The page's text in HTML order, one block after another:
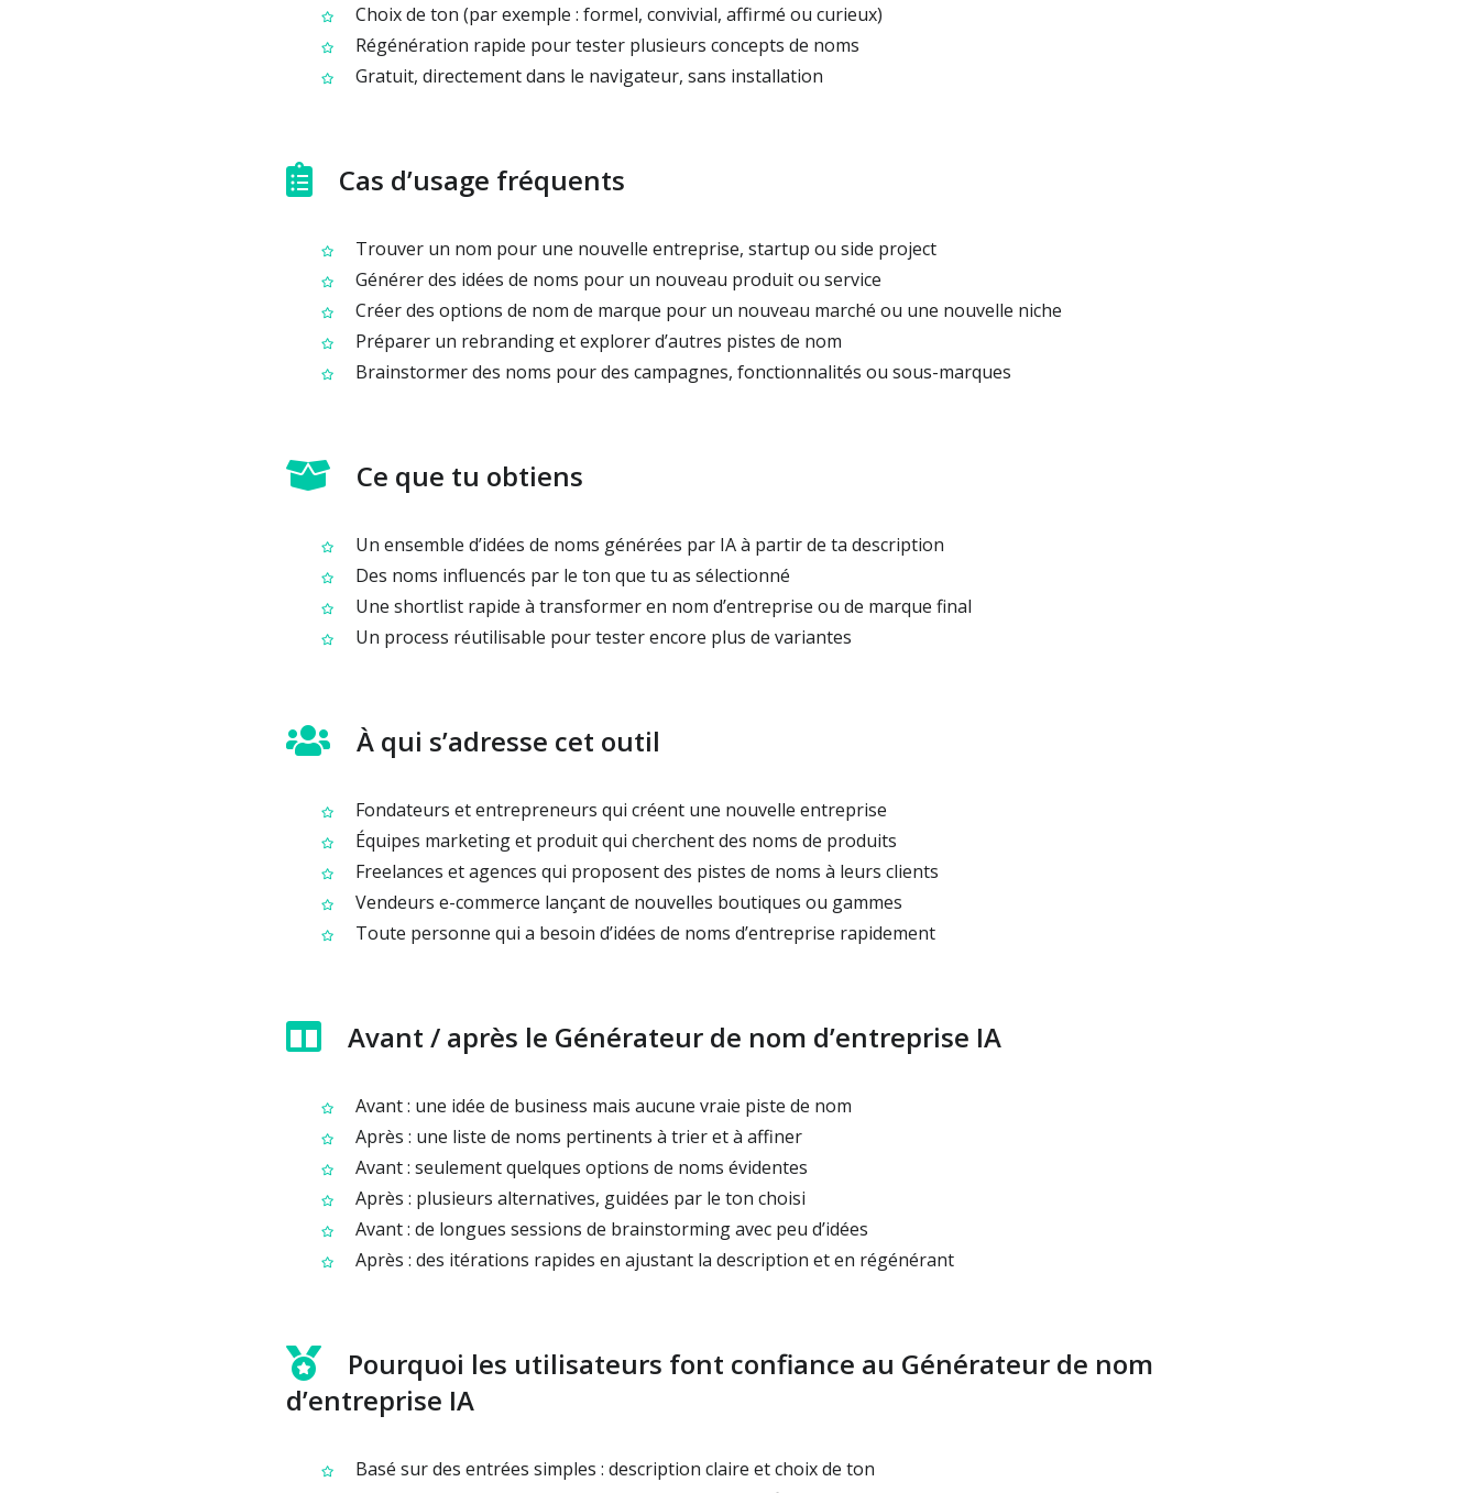
Choix de ton (par exemple : formel, convivial, affirmé ou curieux)
Régénération rapide pour tester plusieurs concepts de noms
Gratuit, directement dans le navigateur, sans installation
Cas d’usage fréquents
Trouver un nom pour une nouvelle entreprise, startup ou side project
Générer des idées de noms pour un nouveau produit ou service
Créer des options de nom de marque pour un nouveau marché ou une nouvelle niche
Préparer un rebranding et explorer d’autres pistes de nom
Brainstormer des noms pour des campagnes, fonctionnalités ou sous-marques
Ce que tu obtiens
Un ensemble d’idées de noms générées par IA à partir de ta description
Des noms influencés par le ton que tu as sélectionné
Une shortlist rapide à transformer en nom d’entreprise ou de marque final
Un process réutilisable pour tester encore plus de variantes
À qui s’adresse cet outil
Fondateurs et entrepreneurs qui créent une nouvelle entreprise
Équipes marketing et produit qui cherchent des noms de produits
Freelances et agences qui proposent des pistes de noms à leurs clients
Vendeurs e-commerce lançant de nouvelles boutiques ou gammes
Toute personne qui a besoin d’idées de noms d’entreprise rapidement
Avant / après le Générateur de nom d’entreprise IA
Avant : une idée de business mais aucune vraie piste de nom
Après : une liste de noms pertinents à trier et à affiner
Avant : seulement quelques options de noms évidentes
Après : plusieurs alternatives, guidées par le ton choisi
Avant : de longues sessions de brainstorming avec peu d’idées
Après : des itérations rapides en ajustant la description et en régénérant
Pourquoi les utilisateurs font confiance au Générateur de nom
d’entreprise IA
Basé sur des entrées simples : description claire et choix de ton